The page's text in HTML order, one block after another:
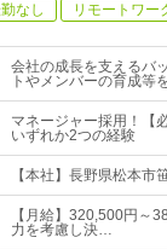
なし リモートワー
会社の成長を支えるバ
トやメンバーの育成等
マネージャー採用！【
いずれか2つの経験
【本社】長野県松本
【月給】320,500円～
力を考慮し決…